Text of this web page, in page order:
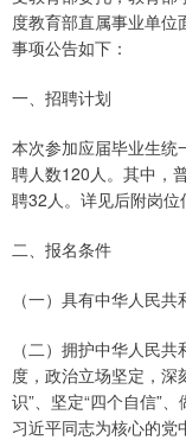
度教育部直属事业单
事项公告如下：
一、招聘计划
本次参加应届毕业生统
聘人数120人。其中，
聘32人。详见后附岗位
二、报名条件
（一）具有中华人民共
（二）拥护中华人民
度，政治立场坚定，深
识”、坚定“四个自信”
习近平同志为核心的党